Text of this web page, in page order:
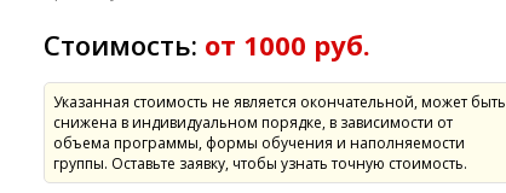
Стоимость: от 1000 руб.
Указанная стоимость не является окончательной, может быть
снижена в индивидуальном порядке, в зависимости от
объема программы, формы обучения и наполняемости
группы. Оставьте заявку, чтобы узнать точную стоимость.